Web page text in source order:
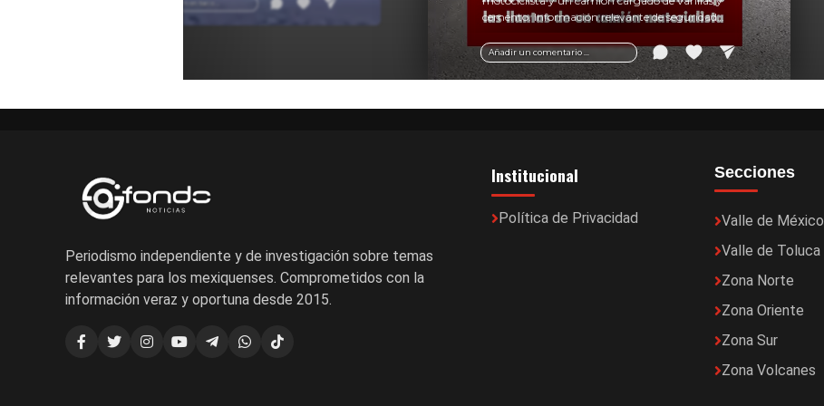
Añadir un comentario ...
cemento. Información relevante de seguridad
vial y recomendaciones para motociclistas.
Periodismo independiente y de investigación sobre temas
relevantes para los mexiquenses. Comprometidos con la
información veraz y oportuna desde 2015.
Institucional
Política de Privacidad
Secciones
Valle de México
Valle de Toluca
Zona Norte
Zona Oriente
Zona Sur
Zona Volcanes